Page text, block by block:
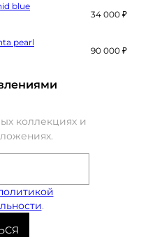
blue
34 000 ₽
pearl
90 000 ₽
коллекциях и
.